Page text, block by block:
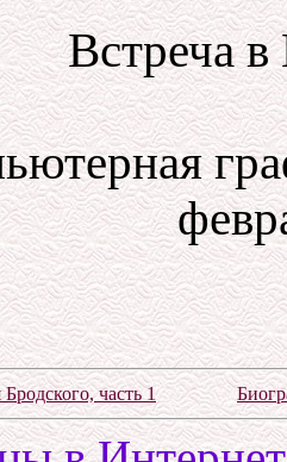
Встреча в
часть 1